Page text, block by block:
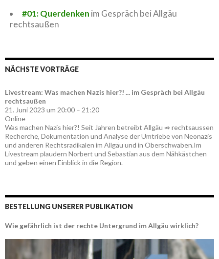
#01: Querdenken im Gespräch bei Allgäu
rechtsaußen
NÄCHSTE VORTRÄGE
Livestream: Was machen Nazis hier?! ... im Gespräch bei Allgäu
rechtsaußen
21. Juni 2023 um 20:00 – 21:20
Online
Was machen Nazis hier?! Seit Jahren betreibt Allgäu ⇏ rechtsaussen
Recherche, Dokumentation und Analyse der Umtriebe von Neonazis
und anderen Rechtsradikalen im Allgäu und in Oberschwaben.Im
Livestream plaudern Norbert und Sebastian aus dem Nähkästchen
und geben einen Einblick in die Region.
BESTELLUNG UNSERER PUBLIKATION
Wie gefährlich ist der rechte Untergrund im Allgäu wirklich?